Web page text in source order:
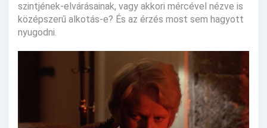
szintjének-elvárásainak, vagy akkori mércével nézve is
középszerű alkotás-e? És az érzés most sem hagyott
nyugodni.